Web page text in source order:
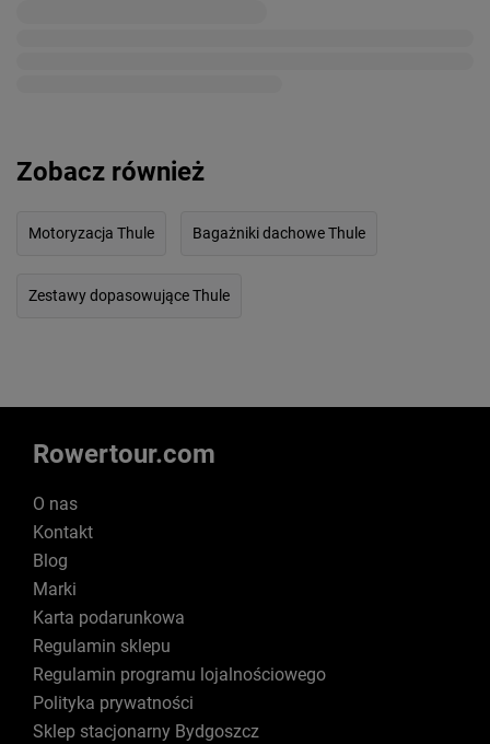
Zobacz również
Motoryzacja Thule Bagażniki dachowe Thule
Zestawy dopasowujące Thule
Rowertour.com
O nas
Kontakt
Blog
Marki
Karta podarunkowa
Regulamin sklepu
Regulamin programu lojalnościowego
Polityka prywatności
Sklep stacjonarny Bydgoszcz